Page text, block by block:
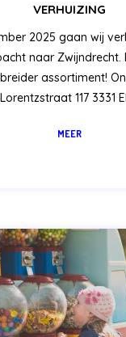
VERHUIZING
2025 gaan wij
naar Zwijndrecht.
assortiment!
117 3331
MEER